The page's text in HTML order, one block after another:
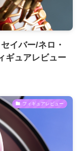
イバー/ネロ・
ギュアレビュー
フィギュアレビュー